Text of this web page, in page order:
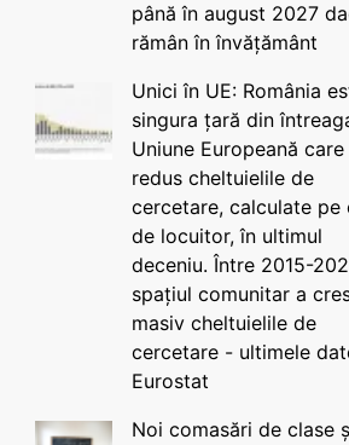
până în august 2027
rămân în învățământ
Unici în UE: România
singura țară din
Uniune Europeană care
redus cheltuielile de
cercetare, calculate pe
de locuitor, în ultimul
deceniu. Între 2015-
spațiul comunitar a
masiv cheltuielile de
cercetare - ultimele
Eurostat
Noi comasări de clase